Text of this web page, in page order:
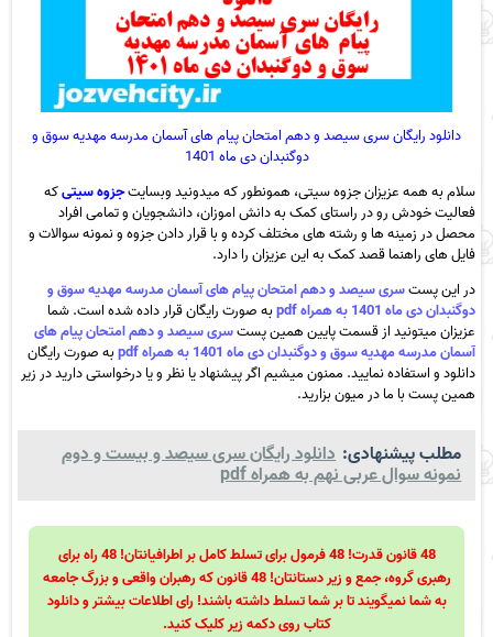
دانلود رایگان سری سیصد و دهم امتحان پیام های آسمان مدرسه مهدیه سوق و
دوگنبدان دی ماه 1401
سلام به همه عزیزان جزوه سیتی، همونطور که میدونید وبسایتجزوه سیتیکه
فعالیت خودش رو در راستای کمک به دانش اموزان، دانشجویان و تمامی افراد
محصل در زمینه ها و رشته های مختلف کرده و با قرار دادن جزوه و نمونه سوالات و
فایل های راهنما قصد کمک به این عزیزان را دارد.
در این پستسری سیصد و دهم امتحان پیام های آسمان مدرسه مهدیه سوق و
دوگنبدان دی ماه 1401 به همراه pdf
به صورت رایگان قرار داده شده است. شما
عزیزان میتونید از قسمت پایین همین پستسری سیصد و دهم امتحان پیام های
آسمان مدرسه مهدیه سوق و دوگنبدان دی ماه 1401 به همراه pdf
به صورت رایگان
دانلود و استفاده نمایید. ممنون میشیم اگر پیشنهاد یا نظر و یا درخواستی دارید در زیر
همین پست با ما در میون بزارید.
مطلب پیشنهادی: دانلود رایگان سری سیصد و بیست و دوم
نمونه سوال عربی نهم به همراه pdf
48 قانون قدرت! 48 فرمول برای تسلط کامل بر اطرافیانتان! 48 راه برای
رهبری گروه، جمع و زیر دستانتان! 48 قانون که رهبران واقعی و بزرگ جامعه
به شما نمیگویند تا بر شما تسلط داشته باشند! رای اطلاعات بیشتر و دانلود
کتاب روی دکمه زیر کلیک کنید.